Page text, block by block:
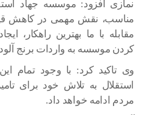
نمازی افزود: موسسه جهاد
مناسب، نقش مهمی در کاهش
مقابله با ما بهترین راهکار،
کردن موسسه به واردات برنج
وی تاکید کرد: با وجود تمام
استقلال به تلاش خود برای
مردم ادامه خواهد داد.